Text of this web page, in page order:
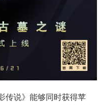
传说》能够同时获得苹